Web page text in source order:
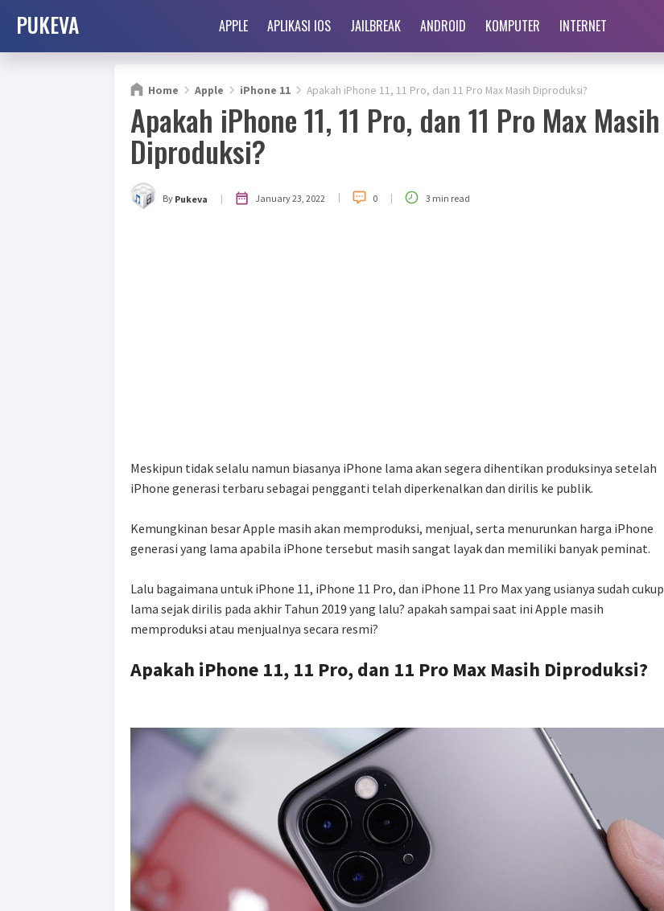
PUKEVA APPLE APLIKASI IOS JAILBREAK ANDROID KOMPUTER INTERNET
Home Apple iPhone 11 Apakah iPhone 11, 11 Pro, dan 11 Pro Max Masih Diproduksi?
Apakah iPhone 11, 11 Pro, dan 11 Pro Max Masih
Diproduksi?
By Pukeva | January 23, 2022 | 0 | 3 min read
Meskipun tidak selalu namun biasanya iPhone lama akan segera dihentikan produksinya setelah
iPhone generasi terbaru sebagai pengganti telah diperkenalkan dan dirilis ke publik.
Kemungkinan besar Apple masih akan memproduksi, menjual, serta menurunkan harga iPhone
generasi yang lama apabila iPhone tersebut masih sangat layak dan memiliki banyak peminat.
Lalu bagaimana untuk iPhone 11, iPhone 11 Pro, dan iPhone 11 Pro Max yang usianya sudah cukup
lama sejak dirilis pada akhir Tahun 2019 yang lalu? apakah sampai saat ini Apple masih
memproduksi atau menjualnya secara resmi?
Apakah iPhone 11, 11 Pro, dan 11 Pro Max Masih Diproduksi?